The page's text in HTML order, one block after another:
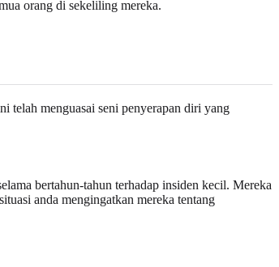
orang di sekeliling mereka.
telah menguasai seni penyerapan diri yang
bertahun-tahun terhadap insiden kecil. Mereka
anda mengingatkan mereka tentang